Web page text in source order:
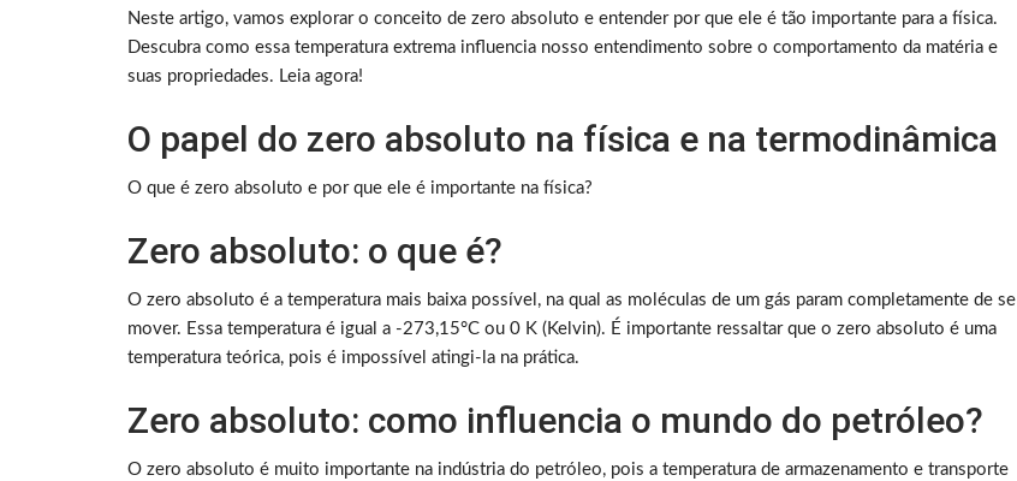
Neste artigo, vamos explorar o conceito de zero absoluto e entender por que ele é tão importante para a física.
Descubra como essa temperatura extrema influencia nosso entendimento sobre o comportamento da matéria e
suas propriedades. Leia agora!
O papel do zero absoluto na física e na termodinâmica
O que é zero absoluto e por que ele é importante na física?
Zero absoluto: o que é?
O zero absoluto é a temperatura mais baixa possível, na qual as moléculas de um gás param completamente de se
mover. Essa temperatura é igual a -273,15°C ou 0 K (Kelvin). É importante ressaltar que o zero absoluto é uma
temperatura teórica, pois é impossível atingi-la na prática.
Zero absoluto: como influencia o mundo do petróleo?
O zero absoluto é muito importante na indústria do petróleo, pois a temperatura de armazenamento e transporte